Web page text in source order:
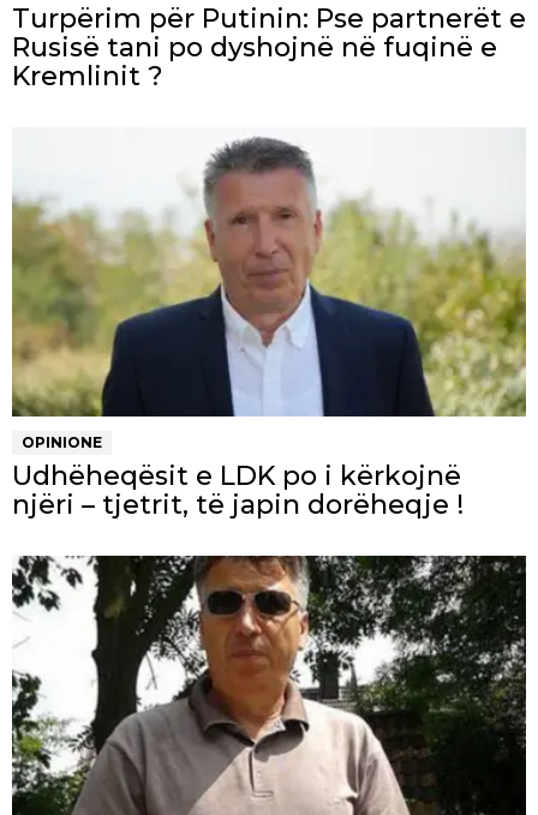
Turpërim për Putinin: Pse partnerët e
Rusisë tani po dyshojnë në fuqinë e
Kremlinit ?
OPINIONE
Udhëheqësit e LDK po i kërkojnë
njëri – tjetrit, të japin dorëheqje !